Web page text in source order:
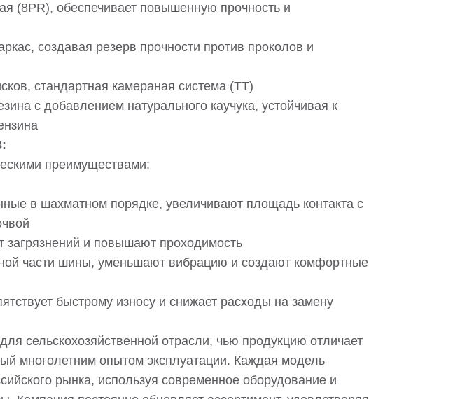
(8PR), обеспечивает повышенную прочность и
создавая резерв прочности против проколов и
стандартная камераная система (TT)
с добавлением натурального каучука, устойчивая к
преимуществами:
в шахматном порядке, увеличивают площадь контакта с
загрязнений и повышают проходимость
части шины, уменьшают вибрацию и создают комфортные
быстрому износу и снижает расходы на замену
сельскохозяйственной отрасли, чью продукцию отличает
многолетним опытом эксплуатации. Каждая модель
рынка, используя современное оборудование и